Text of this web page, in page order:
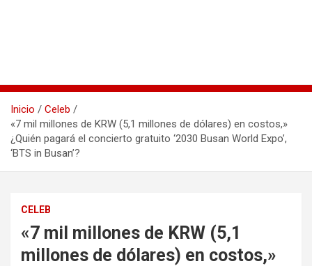
Inicio
Celeb
«7 mil millones de KRW (5,1 millones de dólares) en costos,»
¿Quién pagará el concierto gratuito ‘2030 Busan World Expo’,
‘BTS in Busan’?
CELEB
«7 mil millones de KRW (5,1
millones de dólares) en costos,»